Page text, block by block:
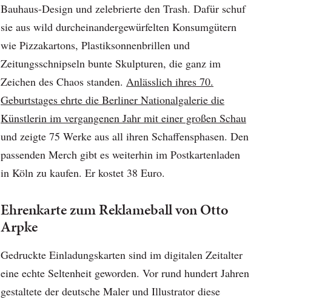
Bauhaus-Design und zelebrierte den Trash. Dafür schuf
sie aus wild durcheinandergewürfelten Konsumgütern
wie Pizzakartons, Plastiksonnenbrillen und
Zeitungsschnipseln bunte Skulpturen, die ganz im
Zeichen des Chaos standen. Anlässlich ihres 70.
Geburtstages ehrte die Berliner Nationalgalerie die
Künstlerin im vergangenen Jahr mit einer großen Schau
und zeigte 75 Werke aus all ihren Schaffensphasen. Den
passenden Merch gibt es weiterhin im Postkartenladen
in Köln zu kaufen. Er kostet 38 Euro.
Ehrenkarte zum Reklameball von Otto
Arpke
Gedruckte Einladungskarten sind im digitalen Zeitalter
eine echte Seltenheit geworden. Vor rund hundert Jahren
gestaltete der deutsche Maler und Illustrator diese